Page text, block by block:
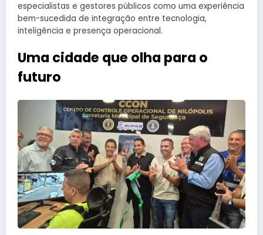
especialistas e gestores públicos como uma experiência
bem-sucedida de integração entre tecnologia,
inteligência e presença operacional.
Uma cidade que olha para o
futuro